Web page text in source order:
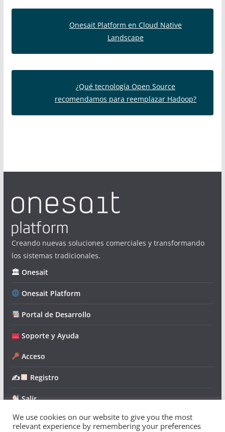
Onesait Platform en Cloud Native
Landscape
¿Qué tecnología Open Source
recomendamos para reemplazar Hadoop?
Creando nuevas soluciones comerciales y transformando
los sistemas tradicionales.
🏛 Onesait
Onesait Platform
Portal de Desarrollo
Soporte y Ayuda
Acceso
✍ Registro
Salir
We use cookies on our website to give you the most
relevant experience by remembering your preferences